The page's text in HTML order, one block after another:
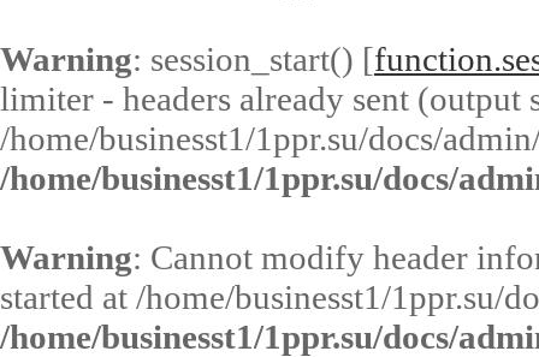
Warning: session_start() [
limiter - headers already sent (output
/home/businesst1/1ppr.su/docs/
/home/businesst1/1ppr.su/docs/
Warning: Cannot modify header
started at /home/businesst1/1ppr.su/
/home/businesst1/1ppr.su/docs/